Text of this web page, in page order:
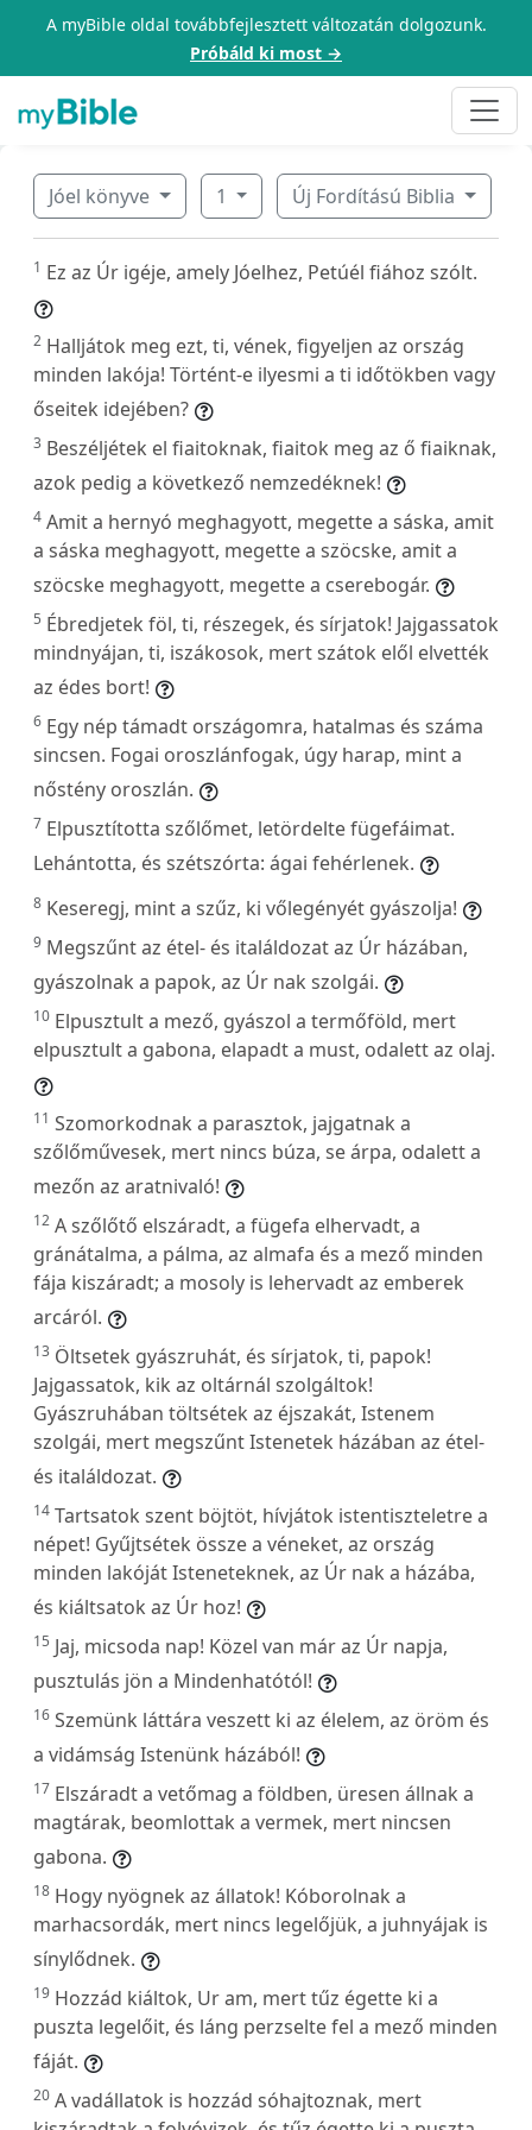
A myBible oldal továbbfejlesztett változatán dolgozunk.
Próbáld ki most →
Jóel könyve 1 Új Fordítású Biblia
1 Ez az Úr igéje, amely Jóelhez, Petúél fiához szólt.
2 Halljátok meg ezt, ti, vének, figyeljen az ország
minden lakója! Történt-e ilyesmi a ti időtökben vagy
őseitek idejében?
3 Beszéljétek el fiaitoknak, fiaitok meg az ő fiaiknak,
azok pedig a következő nemzedéknek!
4 Amit a hernyó meghagyott, megette a sáska, amit
a sáska meghagyott, megette a szöcske, amit a
szöcske meghagyott, megette a cserebogár.
5 Ébredjetek föl, ti, részegek, és sírjatok! Jajgassatok
mindnyájan, ti, iszákosok, mert szátok elől elvették
az édes bort!
6 Egy nép támadt országomra, hatalmas és száma
sincsen. Fogai oroszlánfogak, úgy harap, mint a
nőstény oroszlán.
7 Elpusztította szőlőmet, letördelte fügefáimat.
Lehántotta, és szétszórta: ágai fehérlenek.
8 Keseregj, mint a szűz, ki vőlegényét gyászolja!
9 Megszűnt az étel- és italáldozat az Úr házában,
gyászolnak a papok, az Úr nak szolgái.
10 Elpusztult a mező, gyászol a termőföld, mert
elpusztult a gabona, elapadt a must, odalett az olaj.
11 Szomorkodnak a parasztok, jajgatnak a
szőlőművesek, mert nincs búza, se árpa, odalett a
mezőn az aratnivaló!
12 A szőlőtő elszáradt, a fügefa elhervadt, a
gránátalma, a pálma, az almafa és a mező minden
fája kiszáradt; a mosoly is lehervadt az emberek
arcáról.
13 Öltsetek gyászruhát, és sírjatok, ti, papok!
Jajgassatok, kik az oltárnál szolgáltok!
Gyászruhában töltsétek az éjszakát, Istenem
szolgái, mert megszűnt Istenetek házában az étel-
és italáldozat.
14 Tartsatok szent böjtöt, hívjátok istentiszteletre a
népet! Gyűjtsétek össze a véneket, az ország
minden lakóját Isteneteknek, az Úr nak a házába,
és kiáltsatok az Úr hoz!
15 Jaj, micsoda nap! Közel van már az Úr napja,
pusztulás jön a Mindenhatótól!
16 Szemünk láttára veszett ki az élelem, az öröm és
a vidámság Istenünk házából!
17 Elszáradt a vetőmag a földben, üresen állnak a
magtárak, beomlottak a vermek, mert nincsen
gabona.
18 Hogy nyögnek az állatok! Kóborolnak a
marhacsordák, mert nincs legelőjük, a juhnyájak is
sínylődnek.
19 Hozzád kiáltok, Ur am, mert tűz égette ki a
puszta legelőit, és láng perzselte fel a mező minden
fáját.
20 A vadállatok is hozzád sóhajtoznak, mert